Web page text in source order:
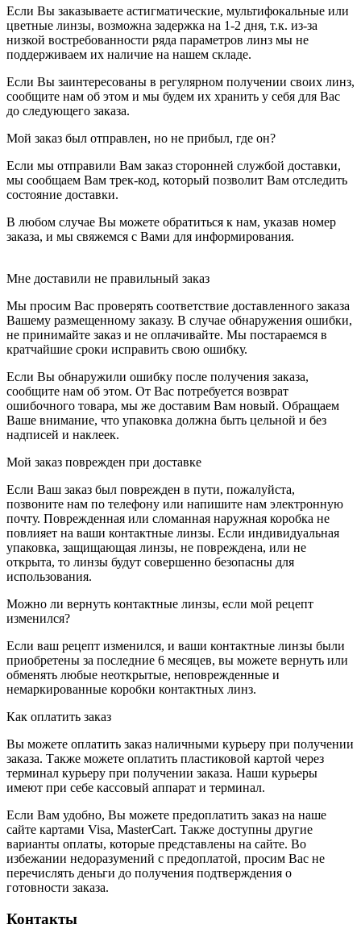
Если Вы заказываете астигматические, мультифокальные или
цветные линзы, возможна задержка на 1-2 дня, т.к. из-за
низкой востребованности ряда параметров линз мы не
поддерживаем их наличие на нашем складе.
Если Вы заинтересованы в регулярном получении своих линз,
сообщите нам об этом и мы будем их хранить у себя для Вас
до следующего заказа.
Мой заказ был отправлен, но не прибыл, где он?
Если мы отправили Вам заказ сторонней службой доставки,
мы сообщаем Вам трек-код, который позволит Вам отследить
состояние доставки.
В любом случае Вы можете обратиться к нам, указав номер
заказа, и мы свяжемся с Вами для информирования.
Мне доставили не правильный заказ
Мы просим Вас проверять соответствие доставленного заказа
Вашему размещенному заказу. В случае обнаружения ошибки,
не принимайте заказ и не оплачивайте. Мы постараемся в
кратчайшие сроки исправить свою ошибку.
Если Вы обнаружили ошибку после получения заказа,
сообщите нам об этом. От Вас потребуется возврат
ошибочного товара, мы же доставим Вам новый. Обращаем
Ваше внимание, что упаковка должна быть цельной и без
надписей и наклеек.
Мой заказ поврежден при доставке
Если Ваш заказ был поврежден в пути, пожалуйста,
позвоните нам по телефону или напишите нам электронную
почту. Поврежденная или сломанная наружная коробка не
повлияет на ваши контактные линзы. Если индивидуальная
упаковка, защищающая линзы, не повреждена, или не
открыта, то линзы будут совершенно безопасны для
использования.
Можно ли вернуть контактные линзы, если мой рецепт
изменился?
Если ваш рецепт изменился, и ваши контактные линзы были
приобретены за последние 6 месяцев, вы можете вернуть или
обменять любые неоткрытые, неповрежденные и
немаркированные коробки контактных линз.
Как оплатить заказ
Вы можете оплатить заказ наличными курьеру при получении
заказа. Также можете оплатить пластиковой картой через
терминал курьеру при получении заказа. Наши курьеры
имеют при себе кассовый аппарат и терминал.
Если Вам удобно, Вы можете предоплатить заказ на наше
сайте картами Visa, MasterCart. Также доступны другие
варианты оплаты, которые представлены на сайте. Во
избежании недоразумений с предоплатой, просим Вас не
перечислять деньги до получения подтверждения о
готовности заказа.
Контакты